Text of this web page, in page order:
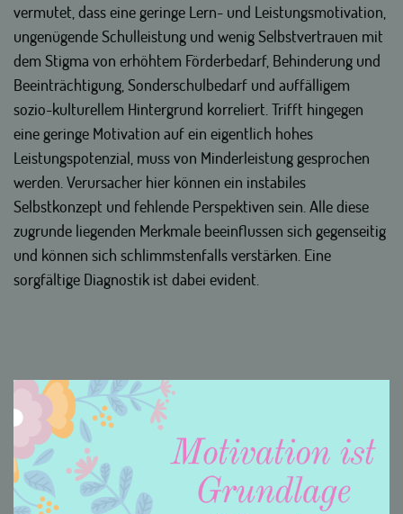
vermutet, dass eine geringe Lern- und Leistungsmotivation,
ungenügende Schulleistung und wenig Selbstvertrauen mit
dem Stigma von erhöhtem Förderbedarf, Behinderung und
Beeinträchtigung, Sonderschulbedarf und auffälligem
sozio-kulturellem Hintergrund korreliert. Trifft hingegen
eine geringe Motivation auf ein eigentlich hohes
Leistungspotenzial, muss von Minderleistung gesprochen
werden. Verursacher hier können ein instabiles
Selbstkonzept und fehlende Perspektiven sein. Alle diese
zugrunde liegenden Merkmale beeinflussen sich gegenseitig
und können sich schlimmstenfalls verstärken. Eine
sorgfältige Diagnostik ist dabei evident.